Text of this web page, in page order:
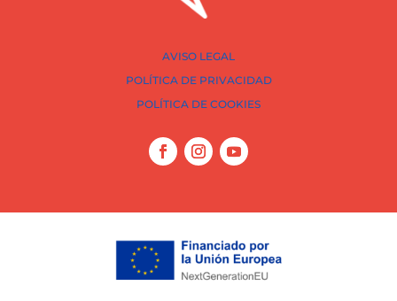
AVISO LEGAL
POLÍTICA DE PRIVACIDAD
POLÍTICA DE COOKIES